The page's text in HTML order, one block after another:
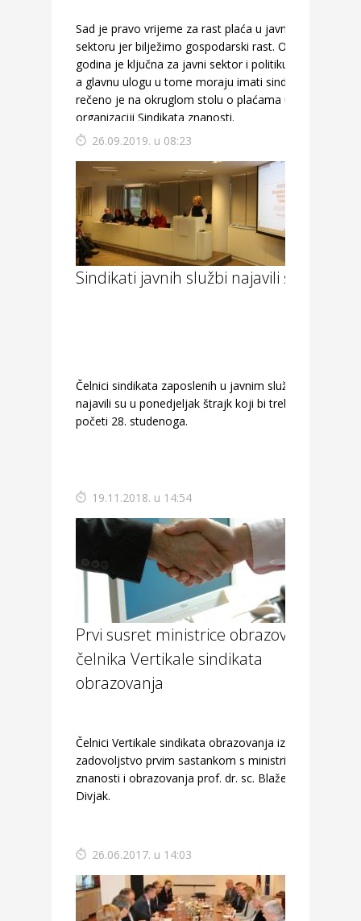
Sad je pravo vrijeme za rast plaća u javnom
sektoru jer bilježimo gospodarski rast. Ova
godina je ključna za javni sektor i politiku plaća,
a glavnu ulogu u tome moraju imati sindikati,
rečeno je na okruglom stolu o plaćama u
organizaciji Sindikata znanosti.
26.09.2019. u 08:23
Sindikati javnih službi najavili štrajk
Čelnici sindikata zaposlenih u javnim službama
najavili su u ponedjeljak štrajk koji bi trebao
početi 28. studenoga.
19.11.2018. u 14:54
Prvi susret ministrice obrazovanja i
čelnika Vertikale sindikata
obrazovanja
Čelnici Vertikale sindikata obrazovanja izrazili su
zadovoljstvo prvim sastankom s ministricom
znanosti i obrazovanja prof. dr. sc. Blaženkom
Divjak.
26.06.2017. u 14:03